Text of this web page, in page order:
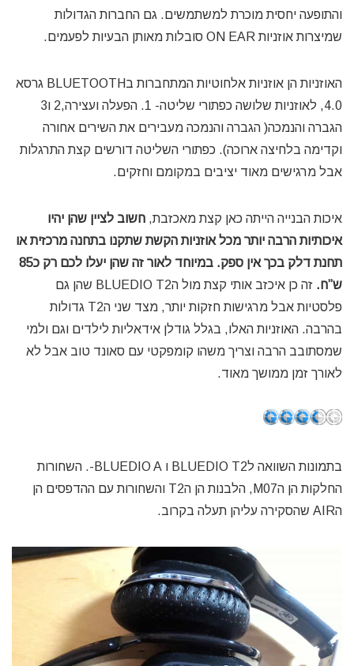
והתופעה יחסית מוכרת למשתמשים. גם החברות הגדולות
שמיצרות אוזניות ON EAR סובלות מאותן הבעיות לפעמים.
האוזניות הן אוזניות אלחוטיות המתחברות בBLUETOOTH גרסא
4.0, לאוזניות שלושה כפתורי שליטה- 1. הפעלה ועצירה,2 ו3
הגברה והנמכה( הגברה והנמכה מעבירים את השירים אחורה
וקדימה בלחיצה ארוכה). כפתורי השליטה דורשים קצת התרגלות
אבל מרגישים מאוד יציבים במקומם וחזקים.
איכות הבנייה הייתה כאן קצת מאכזבת, חשוב לציין שהן יהיו
איכותיות הרבה יותר מכל אוזניות הקשת שתקנו בתחנה מרכזית או
תחנת דלק בכך אין ספק. במיוחד לאור זה שהן יעלו לכם רק כ85
ש”ח.
זה כן איכזב אותי קצת מול הBLUEDIO T2 שהן גם
פלסטיות אבל מרגישות חזקות יותר, מצד שני הT2 גדולות
בהרבה. האוזניות האלו, בגלל גודלן אידאליות לילדים וגם ולמי
שמסתובב הרבה וצריך משהו קומפקטי עם סאונד טוב אבל לא
לאורך זמן ממושך מאוד.
בתמונות השוואה לBLUEDIO T2 ו BLUEDIO A-. השחורות
החלקות הן הM07, הלבנות הן הT2 והשחורות עם ההדפסים הן
הAIR שהסקירה עליהן תעלה בקרוב.